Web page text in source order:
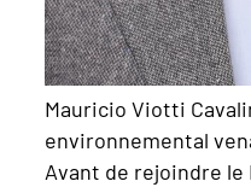
Mauricio Viotti
environnemental
Avant de rejoindre